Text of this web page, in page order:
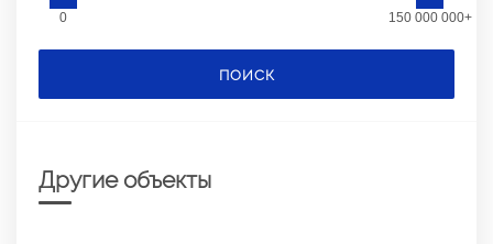
0 150 000 000+
ПОИСК
Другие объекты